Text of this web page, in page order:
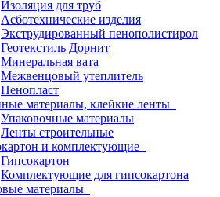
Изоляция для труб
Асботехнические изделия
Экструдированный пенополистирол
Геотекстиль Дорнит
Минеральная вата
Межвенцовый утеплитель
Пенопласт
материалы, клейкие ленты
Упаковочные материалы
Ленты строительные
и комплектующие
Гипсокартон
Комплектующие для гипсокартона
материалы